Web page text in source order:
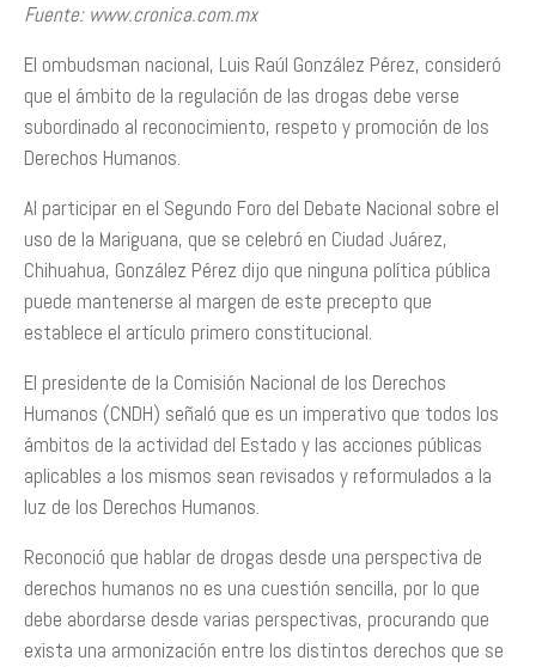
Fuente: www.cronica.com.mx
El ombudsman nacional, Luis Raúl González Pérez, consideró
que el ámbito de la regulación de las drogas debe verse
subordinado al reconocimiento, respeto y promoción de los
Derechos Humanos.
Al participar en el Segundo Foro del Debate Nacional sobre el
uso de la Mariguana, que se celebró en Ciudad Juárez,
Chihuahua, González Pérez dijo que ninguna política pública
puede mantenerse al margen de este precepto que
establece el artículo primero constitucional.
El presidente de la Comisión Nacional de los Derechos
Humanos (CNDH) señaló que es un imperativo que todos los
ámbitos de la actividad del Estado y las acciones públicas
aplicables a los mismos sean revisados y reformulados a la
luz de los Derechos Humanos.
Reconoció que hablar de drogas desde una perspectiva de
derechos humanos no es una cuestión sencilla, por lo que
debe abordarse desde varias perspectivas, procurando que
exista una armonización entre los distintos derechos que se